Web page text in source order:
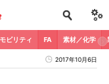
モビリティ FA 素材／化学
2017年10月6日